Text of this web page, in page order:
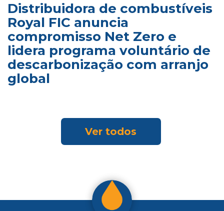
Distribuidora de combustíveis
Royal FIC anuncia
compromisso Net Zero e
lidera programa voluntário de
descarbonização com arranjo
global
Ver todos